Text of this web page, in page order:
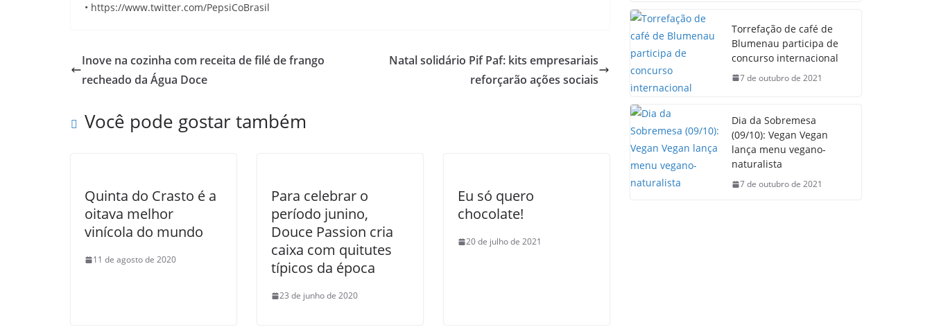
• https://www.twitter.com/PepsiCoBrasil
Inove na cozinha com receita de filé de frango
recheado da Água Doce
Natal solidário Pif Paf: kits empresariais
reforçarão ações sociais
Você pode gostar também
Quinta do Crasto é a
oitava melhor
vinícola do mundo
11 de agosto de 2020
Para celebrar o
período junino,
Douce Passion cria
caixa com quitutes
típicos da época
23 de junho de 2020
Eu só quero
chocolate!
20 de julho de 2021
Torrefação de café de
Blumenau participa de
concurso internacional
7 de outubro de 2021
Dia da Sobremesa
(09/10): Vegan Vegan
lança menu vegano-
naturalista
7 de outubro de 2021